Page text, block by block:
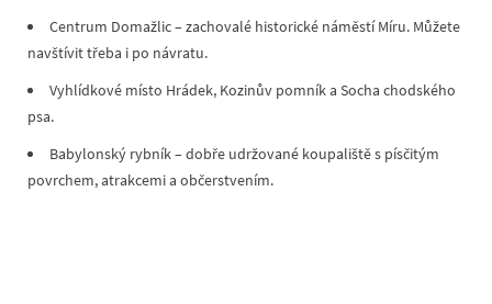
Centrum Domažlic – zachovalé historické náměstí Míru. Můžete
navštívit třeba i po návratu.
Vyhlídkové místo Hrádek, Kozinův pomník a Socha chodského
psa.
Babylonský rybník – dobře udržované koupaliště s písčitým
povrchem, atrakcemi a občerstvením.